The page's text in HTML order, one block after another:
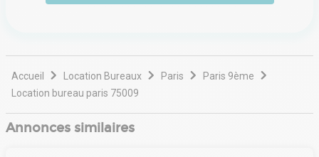
commerces et activités. En plaçant la proximité et la
Accueil Location Bureaux Paris
Paris 9ème
Location bureau paris 75009
Annonces similaires